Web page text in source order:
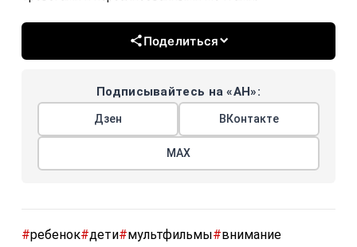
Поделиться
Подписывайтесь на «АН»:
Дзен ВКонтакте
МАХ
#ребенок#дети#мультфильмы#внимание